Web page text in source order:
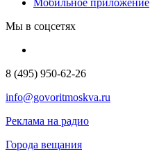
Мы в соцсетях
8 (495) 950-62-26
info@govoritmoskva.ru
Реклама на радио
Города вещания